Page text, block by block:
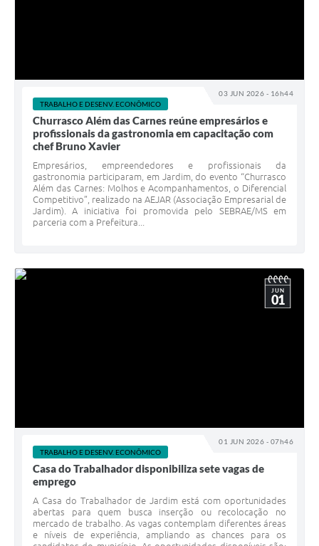
03 JUN 2026 - 16h44
TRABALHO E DESENV. ECONÔMICO
Churrasco Além das Carnes reúne empresários e
profissionais da gastronomia em capacitação com
chef Bruno Xavier
Empresários, empreendedores e profissionais da
gastronomia participaram, em Jardim, do evento “Churrasco
Além das Carnes: Molhos e Acompanhamentos, o Diferencial
Competitivo”, realizado na AEJAR (Associação Empresarial de
Jardim). A iniciativa foi promovida pelo SEBRAE/MS em
parceria com a Prefeitura...
01 JUN 2026 - 07h46
JUN
01
TRABALHO E DESENV. ECONÔMICO
Casa do Trabalhador disponibiliza sete vagas de
emprego
A Casa do Trabalhador de Jardim está com oportunidades
abertas para quem busca inserção ou recolocação no
mercado de trabalho. As vagas contemplam diferentes áreas
e níveis de experiência, ampliando as chances para os